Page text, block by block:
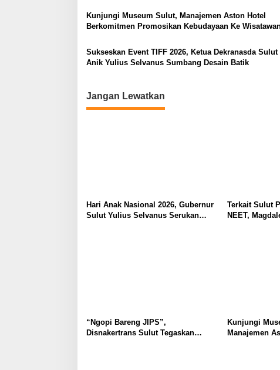
s
Kunjungi Museum Sulut, Manajemen Aston Hotel
Berkomitmen Promosikan Kebudayaan Ke
Sukseskan Event TIFF 2026, Ketua Dekranasda Sulut
Anik Yulius Selvanus Sumbang Desain Batik
Jangan Lewatkan
Hari Anak Nasional 2026, Gubernur
Sulut Yulius Selvanus Serukan
Terkait Sulut
NEET,
“Ngopi Bareng JIPS”,
Disnakertrans Sulut Tegaskan
Kunjungi
Manajemen